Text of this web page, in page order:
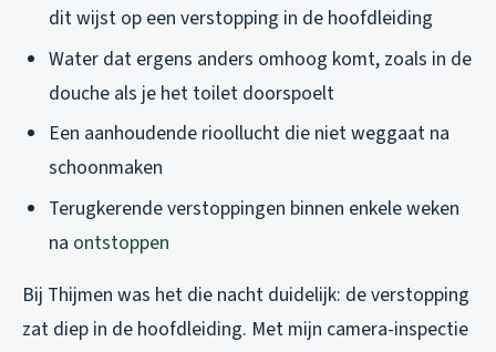
dit wijst op een verstopping in de hoofdleiding
Water dat ergens anders omhoog komt, zoals in de
douche als je het toilet doorspoelt
Een aanhoudende rioollucht die niet weggaat na
schoonmaken
Terugkerende verstoppingen binnen enkele weken
na ontstoppen
Bij Thijmen was het die nacht duidelijk: de verstopping
zat diep in de hoofdleiding. Met mijn camera-inspectie